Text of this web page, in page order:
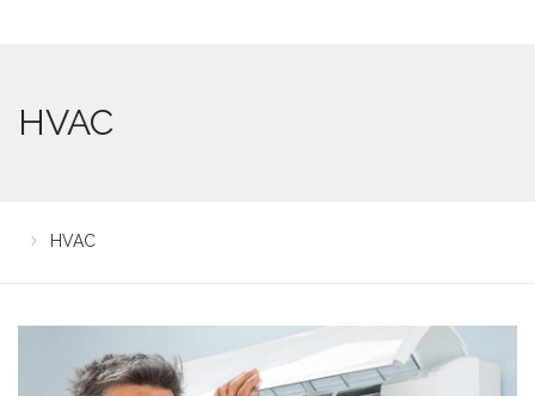
HVAC
HVAC